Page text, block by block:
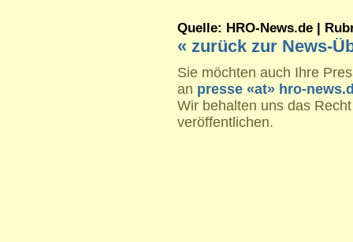
Quelle: HRO-News.de |
« zurück zur News-
Sie möchten auch Ihre
an presse «at» hro-
Wir behalten uns das
veröffentlichen.